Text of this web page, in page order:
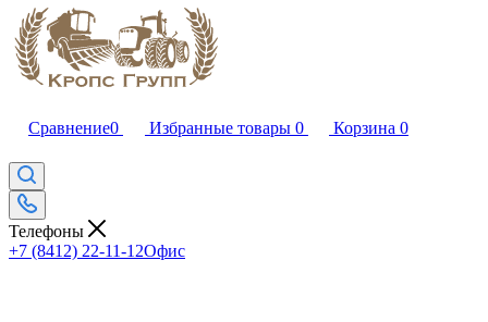
Сравнение0 Избранные товары 0 Корзина 0
Телефоны
+7 (8412) 22-11-12Офис